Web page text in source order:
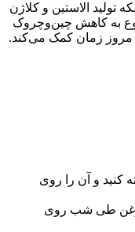
تولید الاستین و کلاژن
به کاهش چین‌وچروک
زمان کمک می‌کند.
کنید و آن را روی
روغن طی شب روی